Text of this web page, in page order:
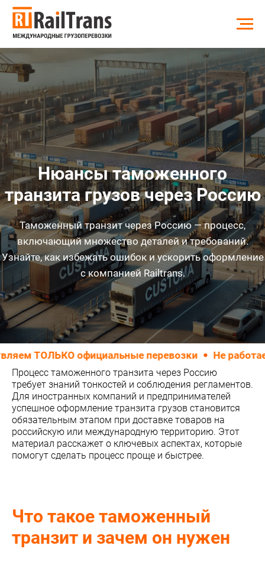
Нюансы таможенного
транзита грузов через Россию
Таможенный транзит через Россию — процесс,
включающий множество деталей и требований.
Узнайте, как избежать ошибок и ускорить оформление
с компанией Railtrans.
ТОЛЬКО официальные перевозки Не работаем с
Процесс таможенного транзита через Россию
требует знаний тонкостей и соблюдения регламентов.
Для иностранных компаний и предпринимателей
успешное оформление транзита грузов становится
обязательным этапом при доставке товаров на
российскую или международную территорию. Этот
материал расскажет о ключевых аспектах, которые
помогут сделать процесс проще и быстрее.
Что такое таможенный
транзит и зачем он нужен